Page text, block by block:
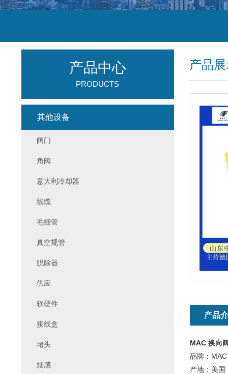
产品
产品
MAC 换向
品牌：MAC
产地：美国
产品中心
PRODUCTS
其他设备
阀门
角阀
意大利冷却器
线缆
毛细管
真空规管
脱除器
供应
软硬件
接线盒
堵头
烟感